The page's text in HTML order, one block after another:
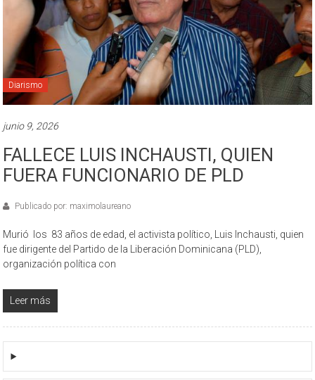
Diarismo
junio 9, 2026
FALLECE LUIS INCHAUSTI, QUIEN
FUERA FUNCIONARIO DE PLD
Publicado por: maximolaureano
Murió los 83 años de edad, el activista político, Luis Inchausti, quien
fue dirigente del Partido de la Liberación Dominicana (PLD),
organización política con
Leer más